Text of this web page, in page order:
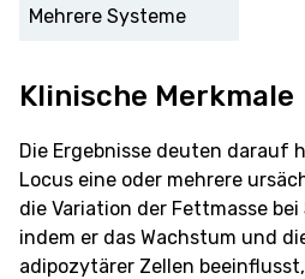
Mehrere Systeme
Klinische Merkmale
Die Ergebnisse deuten darauf
Locus eine oder mehrere
die Variation der Fettmasse
indem er das Wachstum und
adipozytärer Zellen